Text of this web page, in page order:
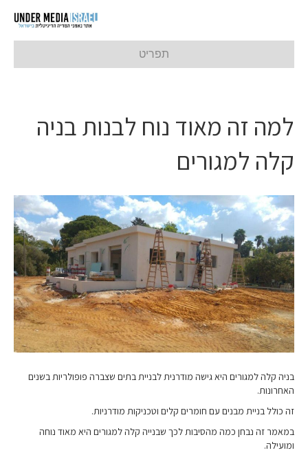
תפריט
למה זה מאוד נוח לבנות בניה
קלה למגורים
בניה קלה למגורים היא גישה מודרנית לבניית בתים שצברה פופולריות בשנים
האחרונות.
זה כולל בניית מבנים עם חומרים קלים וטכניקות מודרניות.
במאמר זה נבחן כמה מהסיבות לכך שבנייה קלה למגורים היא מאוד נוחה
ומועילה.